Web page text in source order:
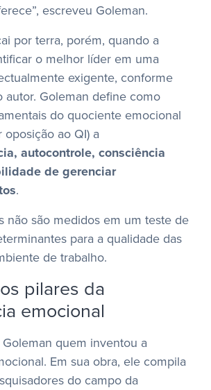
escreveu Goleman.
por terra, porém, quando a
o melhor líder em uma
exigente, conforme
autor. Goleman define como
do quociente emocional
oposição ao QI) a
autocontrole, consciência
de gerenciar
.
não são medidos em um teste de
para a qualidade das
de trabalho.
pilares da
emocional
quem inventou a
Em sua obra, ele compila
do campo da